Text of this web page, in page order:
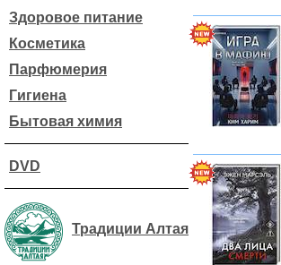
Здоровое питание
Косметика
Парфюмерия
Гигиена
Бытовая химия
DVD
Традиции Алтая